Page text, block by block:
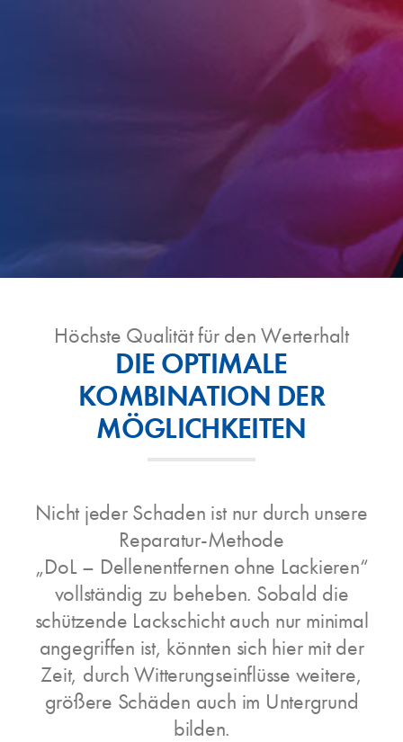
Höchste Qualität für den Werterhalt
DIE OPTIMALE
KOMBINATION DER
MÖGLICHKEITEN
Nicht jeder Schaden ist nur durch unsere
Reparatur-Methode
„DoL – Dellenentfernen ohne Lackieren“
vollständig zu beheben. Sobald die
schützende Lackschicht auch nur minimal
angegriffen ist, könnten sich hier mit der
Zeit, durch Witterungseinflüsse weitere,
größere Schäden auch im Untergrund
bilden.